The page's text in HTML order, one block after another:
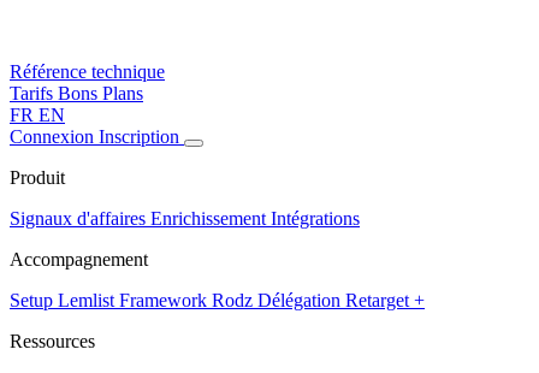
Référence technique
Tarifs Bons Plans
FR EN
Connexion Inscription
Produit
Signaux d'affaires Enrichissement Intégrations
Accompagnement
Setup Lemlist Framework Rodz Délégation Retarget +
Ressources